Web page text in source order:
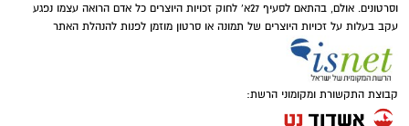
וסרטונים. אולם, בהתאם לסעיף 27א' לחוק זכויות היוצרים כל אדם הרואה עצמו נפגע
עקב בעלות על זכויות היוצרים של תמונה או סרטון מוזמן לפנות להנהלת האתר
קבוצת התקשורת ומקומוני הרשת: